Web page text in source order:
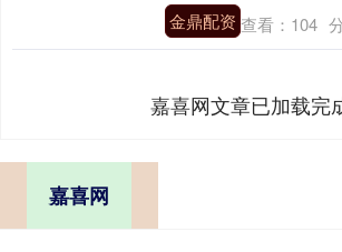
金鼎配资 查看： 104
嘉喜网文章已加载完
嘉喜网